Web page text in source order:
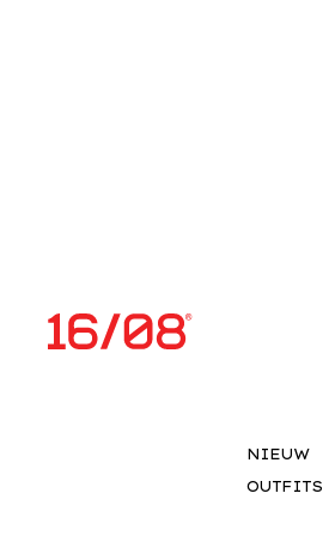
NIEUW
OUTFITS